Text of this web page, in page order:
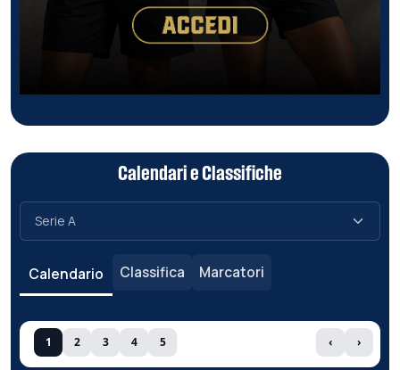
Calendari e Classifiche
Calendario Classifica Marcatori
1 2 3 4 5 ‹ ›